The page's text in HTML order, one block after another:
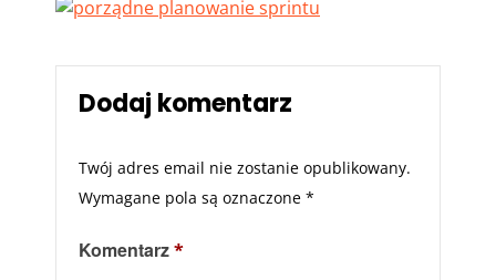
Dodaj komentarz
Twój adres email nie zostanie opublikowany.
Wymagane pola są oznaczone *
Komentarz*